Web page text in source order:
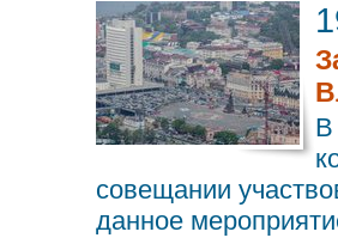
В
совещании
данное